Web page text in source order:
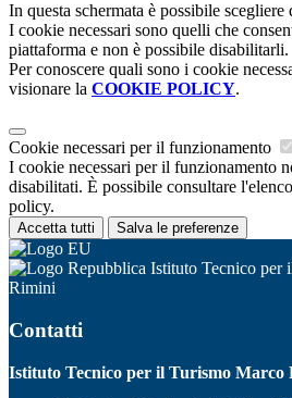
In questa schermata è possibile
I cookie necessari sono quelli che
piattaforma e non è possibile disabilitarli.
Per conoscere quali sono i cookie
visionare la COOKIE POLICY.
Cookie necessari per il funzionamento
I cookie necessari per il funzionamento
disabilitati. È possibile consultare
policy.
Accetta tutti Salva le preferenze
Istituto Tecnico per
Rimini
Contatti
Istituto Tecnico per il Turismo Marco